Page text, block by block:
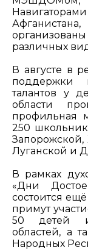
различных
В августе в
поддержки
талантов у
области
профильная
250
Запорожской,
Луганской и
В рамках
«Дни
состоится
примут
50 детей
областей, а
Народных